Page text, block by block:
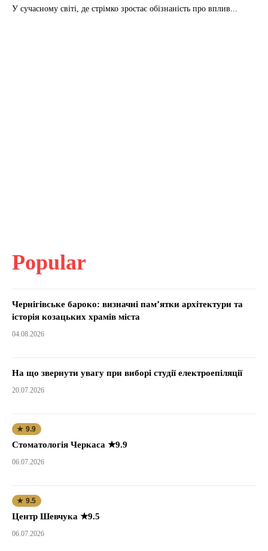
У сучасному світі, де стрімко зростає обізнаність про вплив...
Popular
Чернігівське бароко: визначні пам’ятки архітектури та
історія козацьких храмів міста
04.08.2026
На що звернути увагу при виборі студії електроепіляції
20.07.2026
★ 9.9
Стоматологія Черкаса ★9.9
06.07.2026
★ 9.5
Центр Шевчука ★9.5
06.07.2026